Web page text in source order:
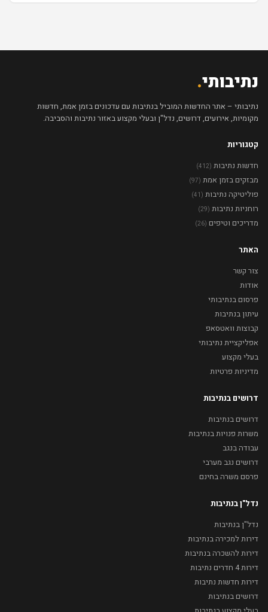
נתיבותי.
נתיבותי – אתר החדשות המוביל בנתיבות עם עדכונים בזמן אמת, חדשות
מקומיות, אירועים, דרושים, נדל"ן ובעלי מקצוע באזור נתיבות והסביבה.
קטגוריות
חדשות נתיבות (412)
מבזקים בזמן אמת (97)
פוליטיקה נתיבות (41)
רוחניות נתיבות (29)
מדריכים וטיפים (26)
האתר
צור קשר
אודות
פרסום בנתיבותי
עיתון בנתיבות
קבוצות וואטסאפ
אפליקציית נתיבותי
בעלי מקצוע
מדיניות פרטיות
דרושים בנתיבות
דרושים בנתיבות
משרות פנויות בנתיבות
עבודה בנגב
דרושים נגב מערבי
פרסם משרה בחינם
נדל"ן בנתיבות
נדל"ן בנתיבות
דירות למכירה בנתיבות
דירות להשכרה בנתיבות
דירות 4 חדרים נתיבות
דירות חדשות נתיבות
דרושים בנתיבות